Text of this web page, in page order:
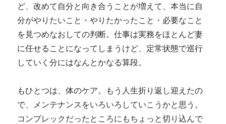
ど、改めて自分と向き合うことが増えて、本当に自
分がやりたいこと・やりたかったこと・必要なこと
を見つめなおしての判断。仕事は実務をほとんど妻
に任せることになってしまうけど、定常状態で巡行
していく分にはなんとかなる算段。
もひとつは、体のケア。もう人生折り返し迎えたの
で、メンテナンスをいろいろしていこうかと思う。
コンプレックだったところにもちょっと切り込んで